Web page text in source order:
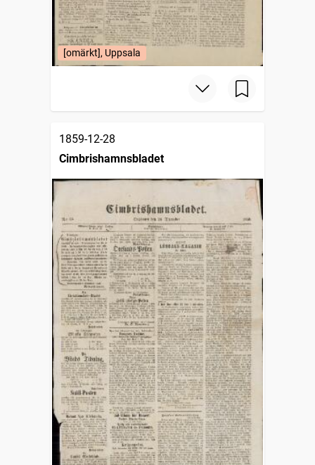
[omärkt], Uppsala
1859-12-28
Cimbrishamnsbladet